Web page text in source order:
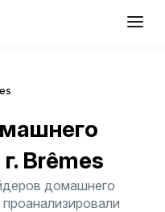
г. Brêmes
домашнего